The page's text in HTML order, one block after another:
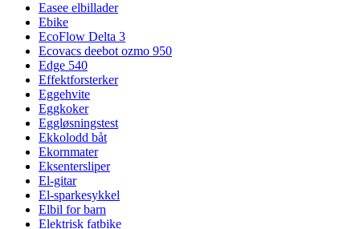
Easee elbillader
Ebike
EcoFlow Delta 3
Ecovacs deebot ozmo 950
Edge 540
Effektforsterker
Eggehvite
Eggkoker
Eggløsningstest
Ekkolodd båt
Ekornmater
Eksentersliper
El-gitar
El-sparkesykkel
Elbil for barn
Elektrisk fatbike